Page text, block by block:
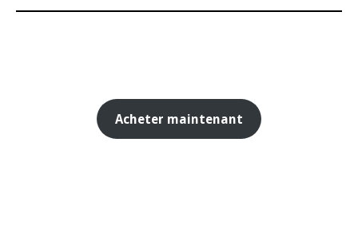
Acheter maintenant